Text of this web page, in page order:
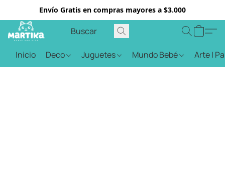
Envío Gratis en compras mayores a $3.000
Inicio Deco Juguetes Mundo Bebé Arte |